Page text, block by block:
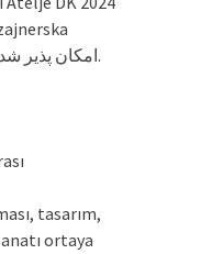
početnica Kolorflorista امکان پذیر شده است.
tasarım,
ortaya